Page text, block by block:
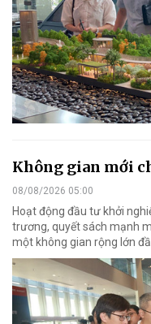
Không gian mới
08/08/2026 05:00
Hoạt động đầu tư khởi
trương, quyết sách mạnh
một không gian rộng lớn